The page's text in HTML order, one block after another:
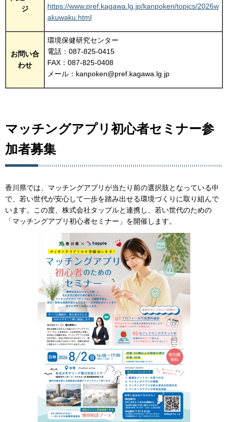
ジ
https://www.pref.kagawa.lg.jp/kanpoken/topics/2026w
akuwaku.html
お問い合
わせ
環境保健研究センター
電話：087-825-0415
FAX：087-825-0408
メール：kanpoken@pref.kagawa.lg.jp
マッチングアプリ初心者セミナー参
加者募集
香川県では、マッチングアプリが当たり前の選択肢となっている中
で、若い世代が安心して一歩を踏み出せる環境づくりに取り組んで
います。この度、株式会社タップルと連携し、若い世代のための
「マッチングアプリ初心者セミナー」を開催します。